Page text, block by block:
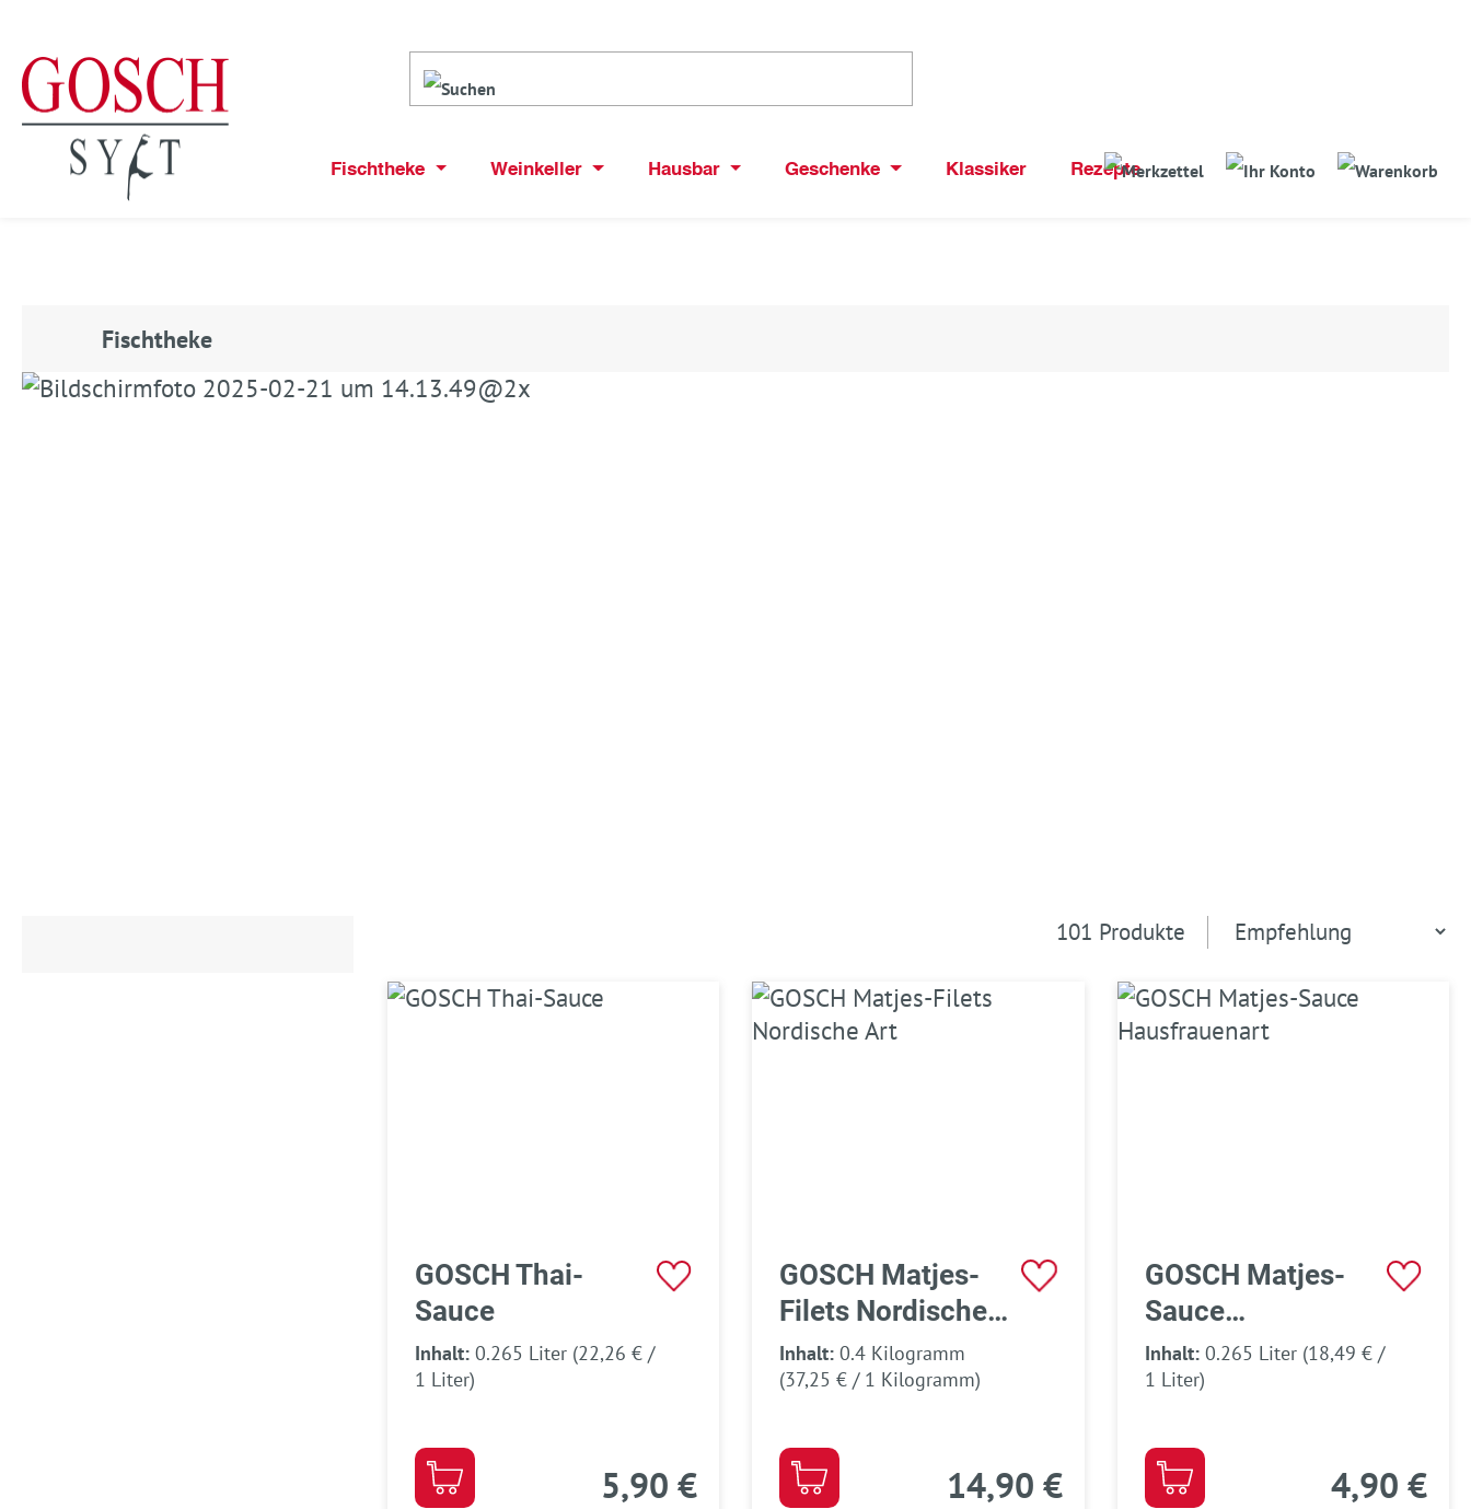
Fischtheke Weinkeller Hausbar Geschenke Klassiker Rezepte
Fischtheke
101 Produkte
GOSCH Thai-
Sauce
Inhalt: 0.265 Liter (22,26 € /
1 Liter)
5,90 €
GOSCH Matjes-
Filets Nordische
Art
Inhalt:0.4 Kilogramm
(37,25 € / 1 Kilogramm)
14,90 €
GOSCH Matjes-
Sauce
Hausfrauenart
Inhalt: 0.265 Liter (18,49 € /
1 Liter)
4,90 €